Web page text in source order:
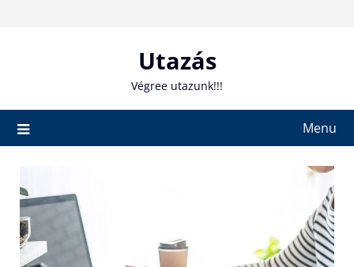
Utazás
Végree utazunk!!!
Menu